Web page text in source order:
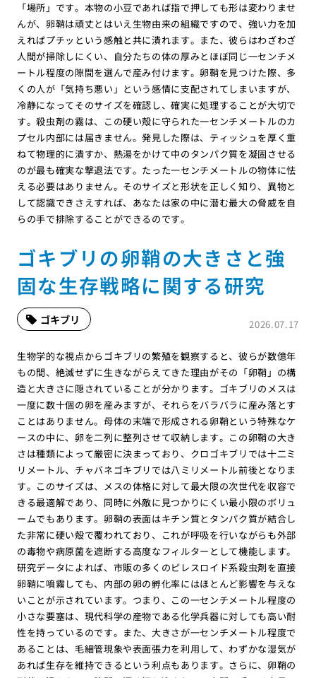
「場所」です。本物の小豆であれば指で押しても形は変わりませ
んが、卵鞘は頑丈とはいえ生物由来の組織ですので、強い力を加
えればプチッという感触と共に潰れます。また、彼らはわざわざ
人間が掃除しにくい、自分たちの体の厚みとほぼ同じ一センチメ
ートル程度の隙間を選んで産み付けます。卵鞘を見つけた際、多
くの人が「気持ち悪い」という感情に支配されてしまいますが、
冷静になってそのサイズを確認し、確実に処理することが大切で
す。殺虫剤の霧は、この硬い殻に守られた一センチメートルのカ
プセル内部には届きません。発見した際は、ティッシュを厚く重
ねて物理的に潰すか、熱湯をかけて中のタンパク質を凝固させる
のが最も確実な撃退法です。たった一センチメートルの物体に怯
える必要はありません。そのサイズと形状を正しく知り、異物と
して認識できさえすれば、あなたは家の中に潜む最大の脅威を自
らの手で排除することができるのです。
ゴキブリの卵鞘の大きさと強
固な生存戦略に関する研究
2026.07.17
ゴキブリ
生物学的な視点からゴキブリの繁殖を観察すると、彼らが数億年
もの間、絶滅せずに生きながらえてきた理由がその「卵鞘」の構
造と大きさに隠されていることが分かります。ゴキブリのメスは
一度に数十個の卵を産みますが、それらをバラバラに産み落とす
ことはありません。母体の末端で形成される卵鞘という特殊なケ
ースの中に、卵を二列に整列させて収納します。この卵鞘の大き
さは種類によって厳密に決まっており、クロゴキブリでは十二ミ
リメートル、チャバネゴキブリでは八ミリメートル前後となりま
す。このサイズは、メスの体格に対して最大限の次世代を収容で
きる最適解であり、同時に外敵に見つかりにくい最小限のボリュ
ームでもあります。卵鞘の表面はキチン質とタンパク質が結合し
た非常に硬い殻で覆われており、これが呼吸を行いながらも外部
の毒物や病原菌を遮断する高度なフィルターとして機能します。
研究データによれば、市販の多くのピレスロイド系殺虫剤を直接
卵鞘に噴霧しても、内部の卵の孵化率にはほとんど影響を与えな
いことが示されています。つまり、この一センチメートル程度の
小さな要塞は、現代科学の産物である化学兵器に対しても高い耐
性を持っているのです。また、大きさが一センチメートル程度で
あることは、毛細管現象や表面張力を利用して、わずかな湿気が
あれば生存を維持できるという利点もあります。さらに、卵鞘の